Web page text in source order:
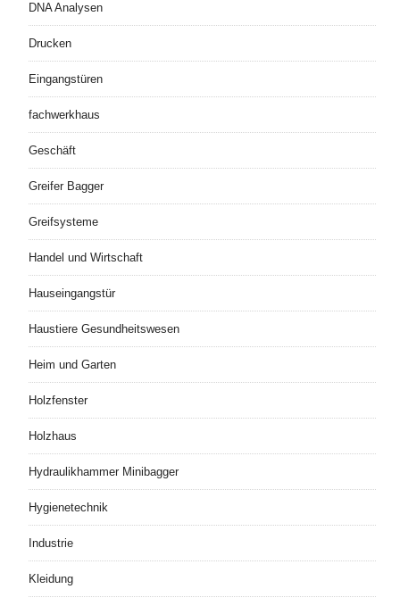
DNA Analysen
Drucken
Eingangstüren
fachwerkhaus
Geschäft
Greifer Bagger
Greifsysteme
Handel und Wirtschaft
Hauseingangstür
Haustiere Gesundheitswesen
Heim und Garten
Holzfenster
Holzhaus
Hydraulikhammer Minibagger
Hygienetechnik
Industrie
Kleidung